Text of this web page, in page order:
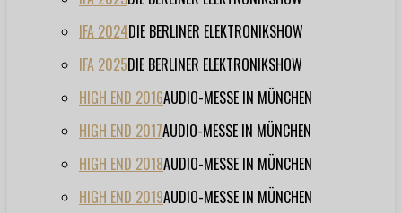
IFA 2024DIE BERLINER ELEKTRONIKSHOW
IFA 2025DIE BERLINER ELEKTRONIKSHOW
HIGH END 2016AUDIO-MESSE IN MÜNCHEN
HIGH END 2017AUDIO-MESSE IN MÜNCHEN
HIGH END 2018AUDIO-MESSE IN MÜNCHEN
HIGH END 2019AUDIO-MESSE IN MÜNCHEN